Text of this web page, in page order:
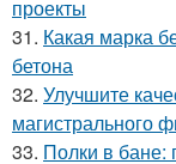
проекты
31. Какая марка
бетона
32. Улучшите
магистрального
33. Полки в бане: